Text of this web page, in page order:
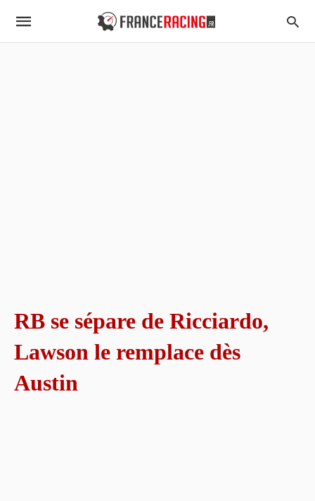
RB se sépare de Ricciardo,
Lawson le remplace dès
Austin